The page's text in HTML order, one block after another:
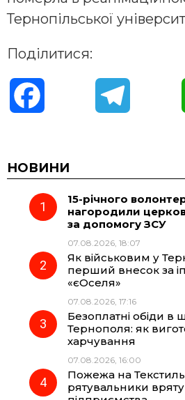
Тернопільської
Поділитися:
c
e
o
k
e
g
r
a
m
НОВИНИ
15-річного
нагородили
за допомогу ЗСУ
07.08.2026, 18:07
Як військовим у
перший внесок за
«єОселя»
07.08.2026, 17:16
Безоплатні обіди в
Тернополя: як
харчування
07.08.2026, 16:00
Пожежа на
рятувальники